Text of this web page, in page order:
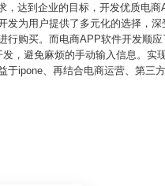
达到企业的目标，开发优质电
为用户提供了多元化的选择，
购买。而电商APP软件开发顺
，避免麻烦的手动输入信息。实
ipone、再结合电商运营、第三